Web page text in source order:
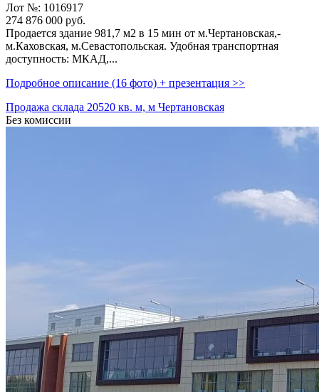
Лот №: 1016917
274 876 000 руб.
Пpoдается здание 981,­7 м2 в 15 мин от м.Чертановская,­
м.Каховская,­ м.Севастопольская. Удобная транспортная
доступность: МКАД,­...
Подробное описание (16 фото) + презентация >>
Продажа склада 20520 кв. м, м Чертановская
Без комиссии